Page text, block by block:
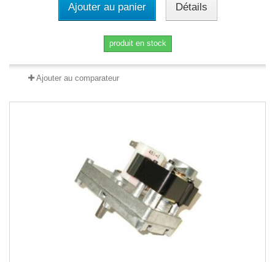
Ajouter au panier Détails
produit en stock
Ajouter au comparateur